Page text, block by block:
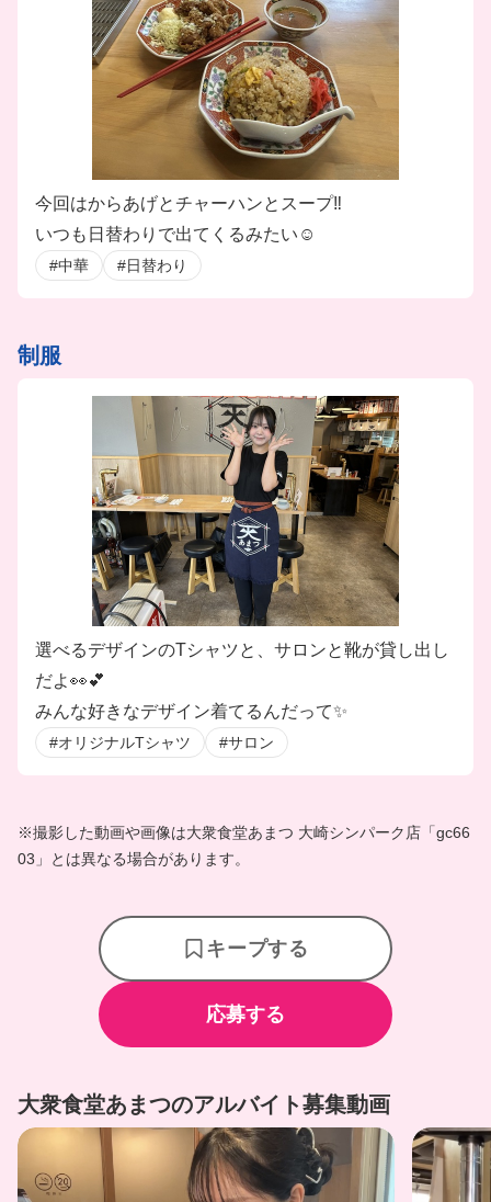
今回はからあげとチャーハンとスープ‼️
いつも日替わりで出てくるみたい☺️
#中華 #日替わり
制服
選べるデザインのTシャツと、サロンと靴が貸し出し
だよ👀💕
みんな好きなデザイン着てるんだって✨
#オリジナルTシャツ #サロン
※撮影した動画や画像は大衆食堂あまつ 大崎シンパーク店「gc66
03」とは異なる場合があります。
キープする
応募する
大衆食堂あまつのアルバイト募集動画